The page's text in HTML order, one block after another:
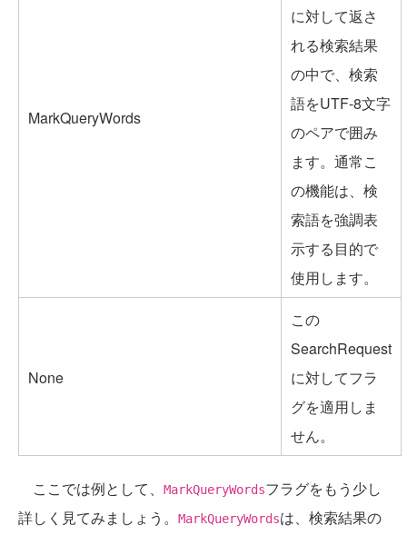
MarkQueryWords
に対して返さ
れる検索結果
の中で、検索
語をUTF-8文字
のペアで囲み
ます。通常こ
の機能は、検
索語を強調表
示する目的で
使用します。
None
この
SearchRequest
に対してフラ
グを適用しま
せん。
ここでは例として、 MarkQueryWordsフラグをもう少し
詳しく見てみましょう。
MarkQueryWordsは、検索結果の